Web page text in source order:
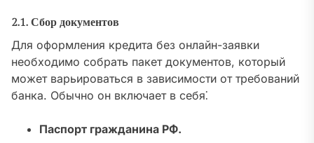
2.1. Сбор документов
Для оформления кредита без онлайн-заявки
необходимо собрать пакет документов, который
может варьироваться в зависимости от требований
банка. Обычно он включает в себя⁚
Паспорт гражданина РФ.